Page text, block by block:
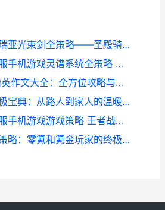
黄金圆舞曲：泰拉瑞亚光束剑全策略——圣殿骑士的圣剑 剧本杀黄金圆舞曲案件解析
《一念山海》公益服手机游戏灵谱系统全策略 一念山河作者
|深入了解：和平精英作文大全：全方位攻略与技巧拓展资料|
桃源乡村民好感终极宝典：从路人到家人的温暖蜕变 桃源村游戏
《王者战神》公益服手机游戏游戏策略 王者战神网游
雅典娜神宠获取全策略：零氪和氪金玩家的终极必看指导 雅典娜解锁条件